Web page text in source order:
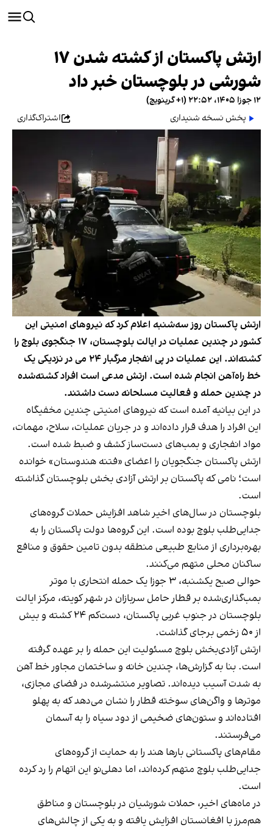
ارتش پاکستان از کشته شدن ۱۷
شورشی در بلوچستان خبر داد
۱۲ جوزا ۱۴۰۵، ۲۲:۵۲ (‎+۱ گرینویچ)
پخش نسخه شنیداری
اشتراک‌گذاری
ارتش پاکستان روز سه‌شنبه اعلام کرد که نیروهای امنیتی این
کشور در چندین عملیات در ایالت بلوچستان، ۱۷ جنگجوی بلوچ را
کشته‌اند. این عملیات‌ در پی انفجار مرگبار ۲۴ می در نزدیکی یک
خط راه‌آهن انجام شده است. ارتش مدعی است افراد کشته‌شده
در چندین حمله و فعالیت مسلحانه دست داشتند.
در این بیانیه آمده است که نیروهای امنیتی چندین مخفیگاه
این افراد را هدف قرار داده‌اند و در جریان عملیات، سلاح، مهمات،
مواد انفجاری و بمب‌های دست‌ساز کشف و ضبط شده است.
ارتش پاکستان جنگجویان را اعضای «فتنه هندوستان» خوانده
است؛ نامی که پاکستان بر ارتش آزادی بخش بلوچستان گذاشته
است.
بلوچستان در سال‌های اخیر شاهد افزایش حملات گروه‌های
جدایی‌طلب بلوچ بوده است. این گروه‌ها دولت پاکستان را به
بهره‌برداری از منابع طبیعی منطقه بدون تامین حقوق و منافع
ساکنان محلی متهم می‌کنند.
حوالی صبح یکشنبه، ۳ جوزا یک حمله انتحاری با موتر
بمب‌گذاری‌شده بر قطار حامل سربازان در شهر کویته، مرکز ایالت
بلوچستان در جنوب غربی پاکستان، دست‌کم ۲۴ کشته و بیش
از ۵۰ زخمی برجای گذاشت.
ارتش آزادی‌بخش بلوچ مسئولیت این حمله را بر عهده گرفته
است. بنا به گزارش‌ها، چندین خانه و ساختمان مجاور خط آهن
به شدت آسیب دیده‌اند. تصاویر منتشرشده در فضای مجازی،
موترها و واگن‌های سوخته قطار را نشان می‌دهد که به پهلو
افتاده‌اند و ستون‌های ضخیمی از دود سیاه را به آسمان
می‌فرستند.
مقام‌های پاکستانی بارها هند را به حمایت از گروه‌های
جدایی‌طلب بلوچ متهم کرده‌اند، اما دهلی‌نو این اتهام را رد کرده
است.
در ماه‌های اخیر، حملات شورشیان در بلوچستان و مناطق
هم‌مرز با افغانستان افزایش یافته و به یکی از چالش‌های